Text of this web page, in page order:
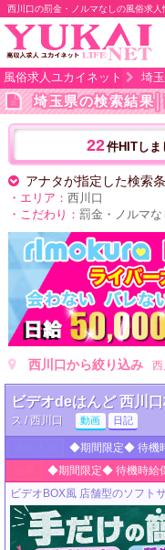
西川口の罰金・ノルマなしの風俗求人
風俗求人ユカイネット 埼
埼玉県の検索結果│
22件HITしま
アナタが指定した検索
・エリア： 西川口
・こだわり： 罰金・ノルマな
西川口から絞り込み 西
ビデオdeはんど 西川
ス / 西川口
動画 日記
◆期間限定◆ 待機
◆期間限定◆ 待機時給
ビデオBOX風 店舗型のソフト